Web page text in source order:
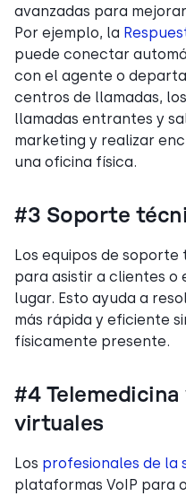
avanzadas para
Por ejemplo, la
puede conectar
con el agente o
centros de llamadas,
llamadas entrantes y
marketing y realizar
una oficina física.
#3 Soporte
Los equipos de
para asistir a clientes o
lugar. Esto ayuda a
más rápida y eficiente
físicamente presente.
#4
virtuales
Los profesionales de la
plataformas VoIP para